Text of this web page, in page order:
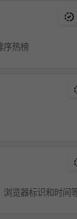
序热榜
览器标识和时间